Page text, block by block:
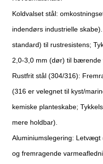
Koldvalset stål:
indendørs industrielle
standard) til rustresistens;
2,0-3,0 mm (dør) til bærende
Rustfrit stål (304/316):
(316 er velegnet til kyst/
kemiske planteskabe;
mere holdbar).
Aluminiumslegering: Letvægt
og fremragende